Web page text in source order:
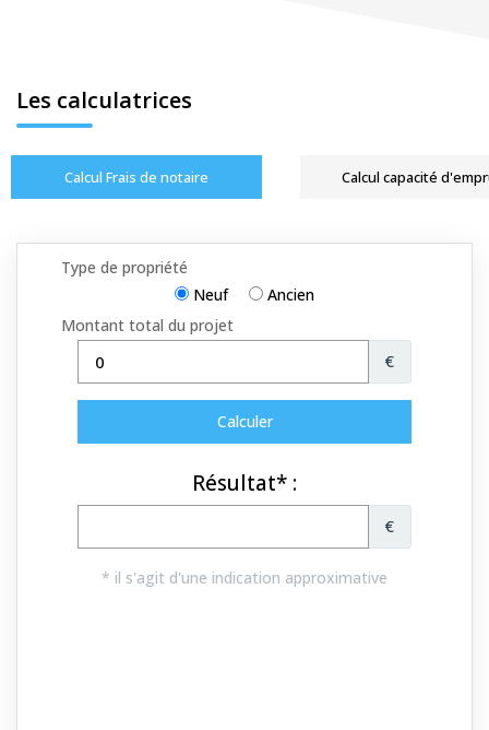
Les calculatrices
Calcul Frais de notaire Calcul capacité